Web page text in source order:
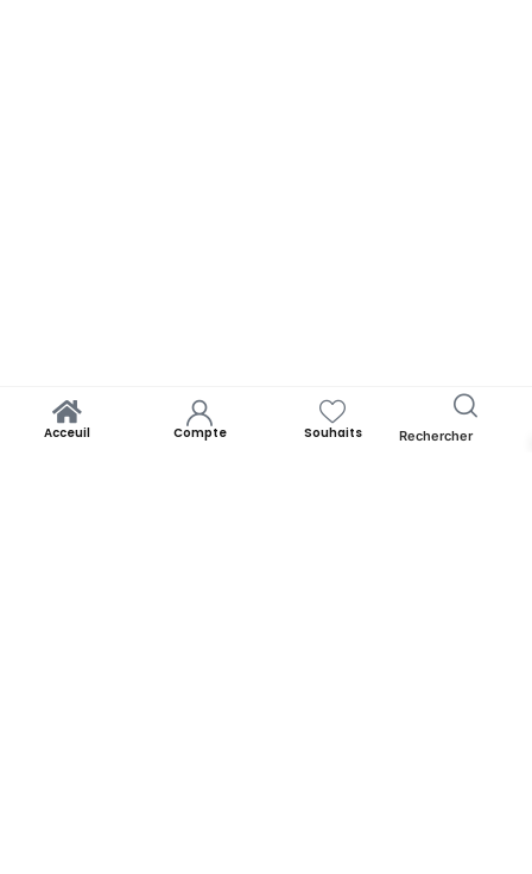
Acceuil Compte Souhaits Rechercher